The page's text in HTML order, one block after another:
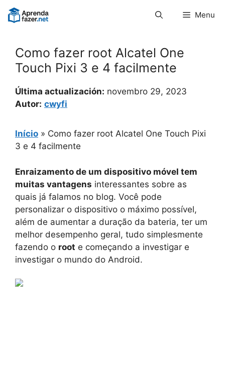
Pular
para
Menu
Como fazer root Alcatel One
Touch Pixi 3 e 4 facilmente
Última actualización: novembro 29, 2023
Autor: cwyfi
Início » Como fazer root Alcatel One Touch Pixi
3 e 4 facilmente
Enraizamento de um dispositivo móvel tem
muitas vantagens interessantes sobre as
quais já falamos no blog. Você pode
personalizar o dispositivo o máximo possível,
além de aumentar a duração da bateria, ter um
melhor desempenho geral, tudo simplesmente
fazendo o root e começando a investigar e
investigar o mundo do Android.